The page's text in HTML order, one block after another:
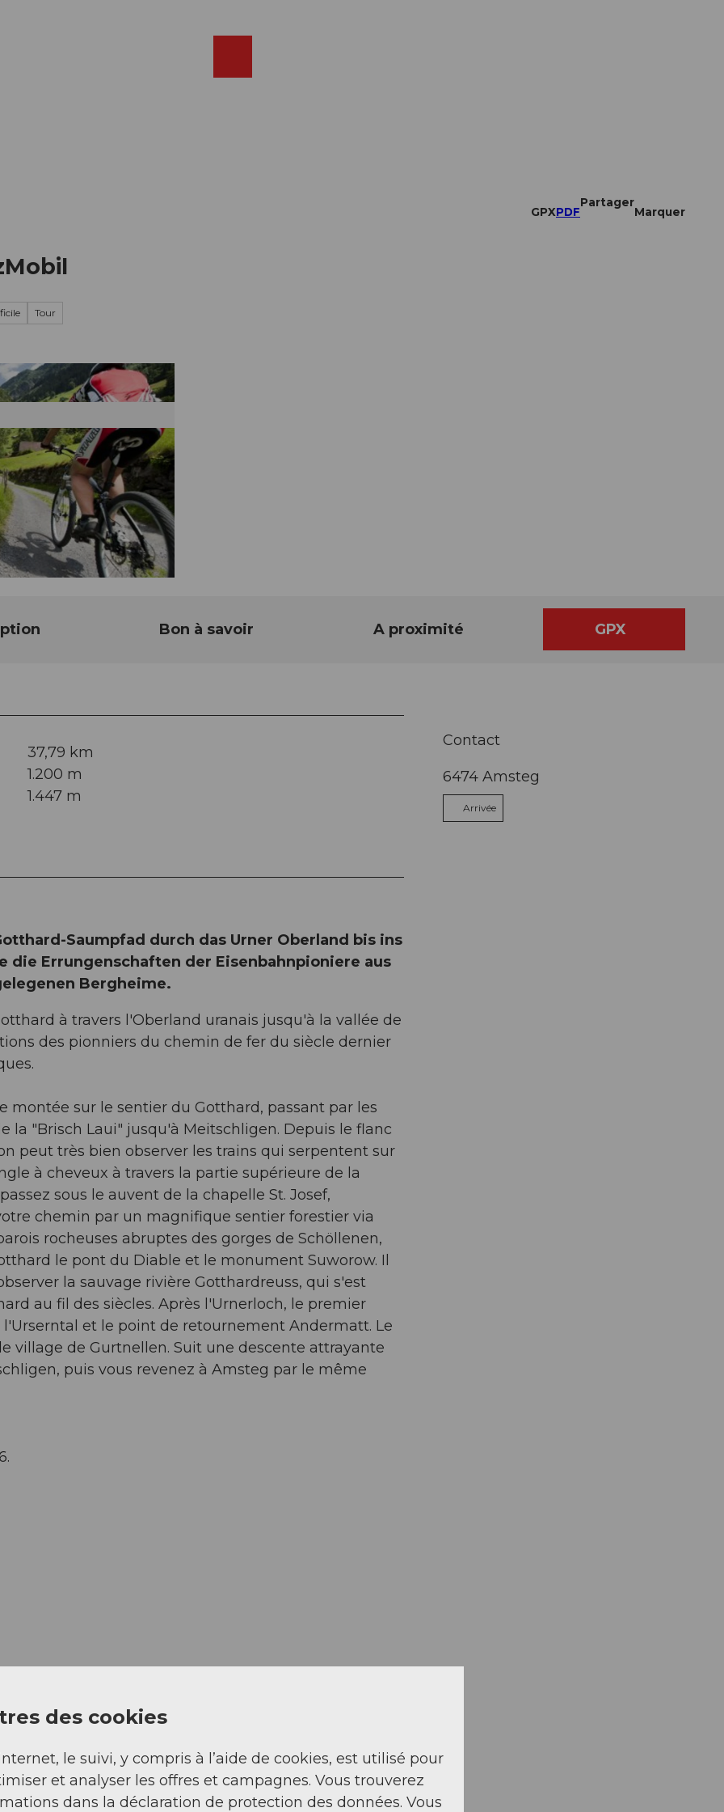
GPXPDF
Partager
Marquer
Tour
Bon à savoir A proximité GPX
37,79 km
1.200 m
1.447 m
Saumpfad durch das Urner Oberland bis ins
die Errungenschaften der Eisenbahnpioniere aus
Bergheime.
à travers l'Oberland uranais jusqu'à la vallée de
des pionniers du chemin de fer du siècle dernier
montée sur le sentier du Gotthard, passant par les
la "Brisch Laui" jusqu'à Meitschligen. Depuis le flanc
peut très bien observer les trains qui serpentent sur
à cheveux à travers la partie supérieure de la
sous le auvent de la chapelle St. Josef,
chemin par un magnifique sentier forestier via
rocheuses abruptes des gorges de Schöllenen,
le pont du Diable et le monument Suworow. Il
la sauvage rivière Gotthardreuss, qui s'est
au fil des siècles. Après l'Urnerloch, le premier
et le point de retournement Andermatt. Le
village de Gurtnellen. Suit une descente attrayante
puis vous revenez à Amsteg par le même
Sep Oct Nov Déc
Contact
6474 Amsteg
Arrivée
des cookies
le suivi, y compris à l’aide de cookies, est utilisé pour
et analyser les offres et campagnes. Vous trouverez
dans la déclaration de protection des données. Vous